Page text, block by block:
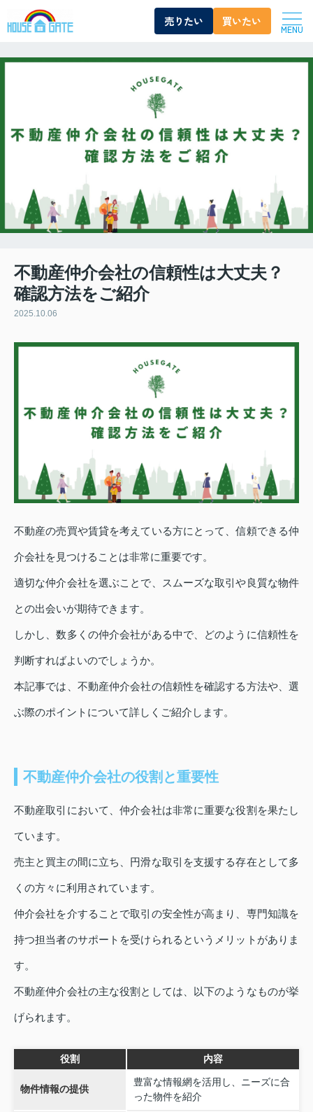
売りたい 買いたい
MENU
不動産仲介会社の信頼性は大丈夫？
確認方法をご紹介
2025.10.06
不動産の売買や賃貸を考えている方にとって、信頼できる仲
介会社を見つけることは非常に重要です。
適切な仲介会社を選ぶことで、スムーズな取引や良質な物件
との出会いが期待できます。
しかし、数多くの仲介会社がある中で、どのように信頼性を
判断すればよいのでしょうか。
本記事では、不動産仲介会社の信頼性を確認する方法や、選
ぶ際のポイントについて詳しくご紹介します。
不動産仲介会社の役割と重要性
不動産取引において、仲介会社は非常に重要な役割を果たし
ています。
売主と買主の間に立ち、円滑な取引を支援する存在として多
くの方々に利用されています。
仲介会社を介することで取引の安全性が高まり、専門知識を
持つ担当者のサポートを受けられるというメリットがありま
す。
不動産仲介会社の主な役割としては、以下のようなものが挙
げられます。
役割 内容
物件情報の提供
豊富な情報網を活用し、ニーズに合
った物件を紹介